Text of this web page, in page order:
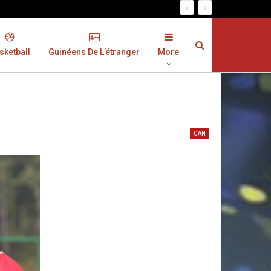
Guinéens De L’étranger More
CAN